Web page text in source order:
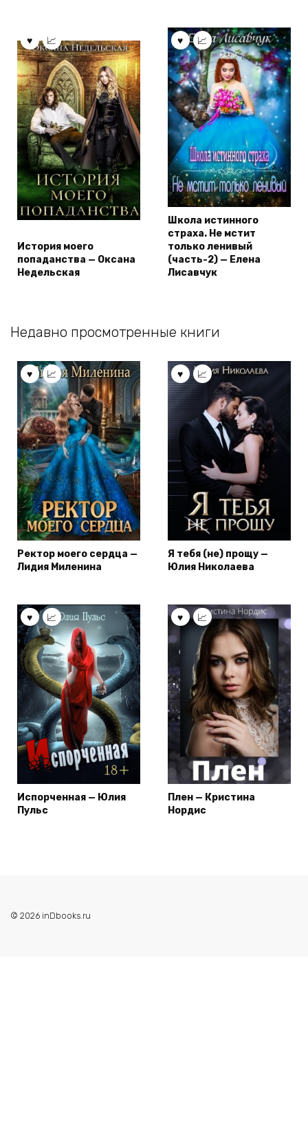
История моего
попаданства — Оксана
Недельская
Школа истинного
страха. Не мстит
только ленивый
(часть-2) — Елена
Лисавчук
Недавно просмотренные книги
Ректор моего сердца —
Лидия Миленина
Я тебя (не) прощу —
Юлия Николаева
Испорченная — Юлия
Пульс
Плен — Кристина
Нордис
© 2026 inDbooks.ru